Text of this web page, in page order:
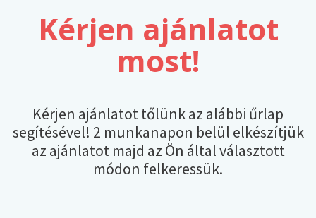
Kérjen ajánlatot
most!
Kérjen ajánlatot tőlünk az alábbi űrlap
segítésével! 2 munkanapon belül elkészítjük
az ajánlatot majd az Ön által választott
módon felkeressük.